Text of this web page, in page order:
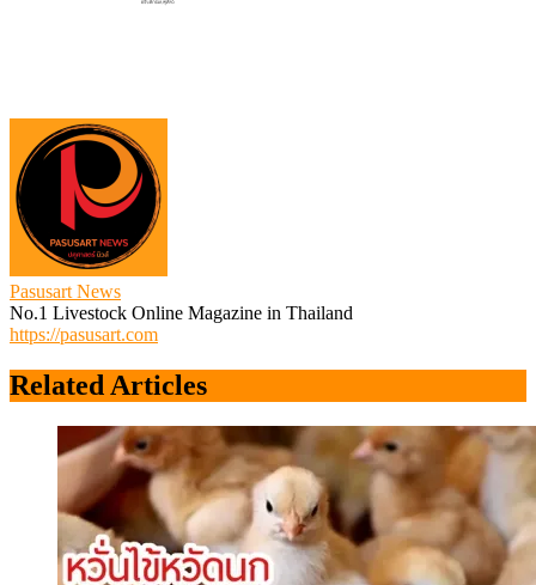
Pasusart News
No.1 Livestock Online Magazine in Thailand
https://pasusart.com
Related Articles